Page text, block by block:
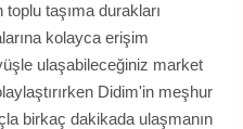
toplu taşıma durakları
kolayca erişim
ulaşabileceğiniz market
Didim'in meşhur
birkaç dakikada ulaşmanın